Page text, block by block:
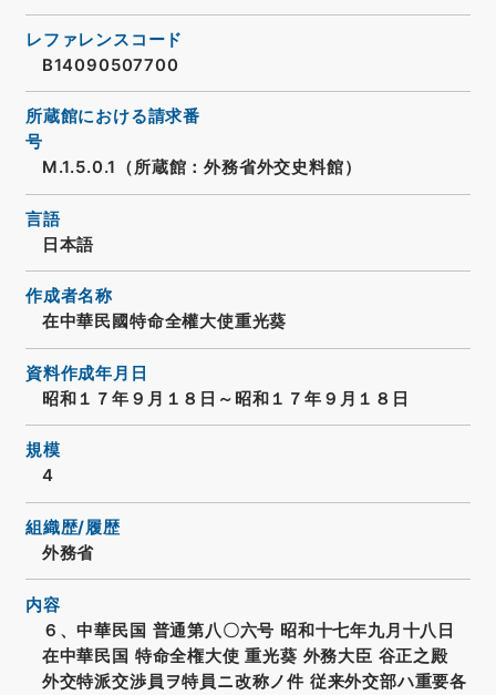
レファレンスコード
B14090507700
所蔵館における請求番
号
M.1.5.0.1（所蔵館：外務省外交史料館）
言語
日本語
作成者名称
在中華民國特命全權大使重光葵
資料作成年月日
昭和１７年９月１８日～昭和１７年９月１８日
規模
4
組織歴/履歴
外務省
内容
６、中華民国 普通第八〇六号 昭和十七年九月十八日
在中華民国 特命全権大使 重光葵 外務大臣 谷正之殿
外交特派交渉員ヲ特員ニ改称ノ件 従来外交部ハ重要各